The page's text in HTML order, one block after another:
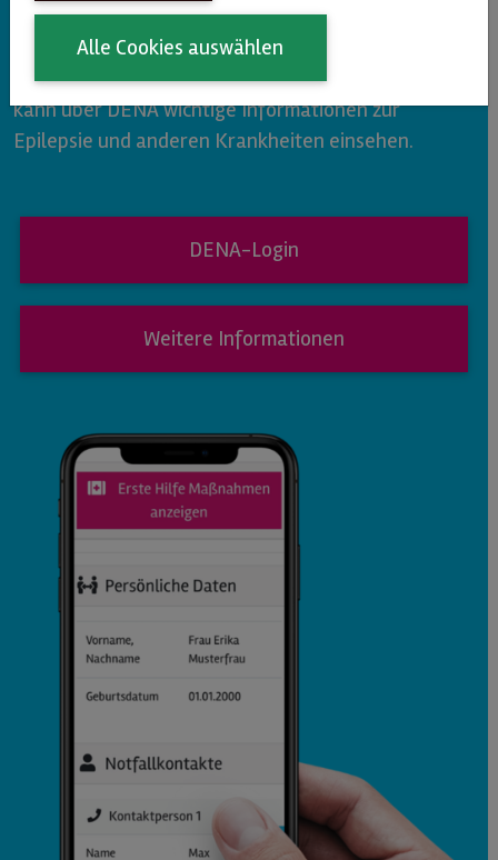
im Notfall Erste Hilfe leisten, Symptome von
Betroffenen richtig einordnen und entsprechende
Maßnahmen ergreifen. Medizinisches Personal
kann über DENA wichtige Informationen zur
Epilepsie und anderen Krankheiten einsehen.
DENA-Login
Weitere Informationen
Alle Cookies auswählen